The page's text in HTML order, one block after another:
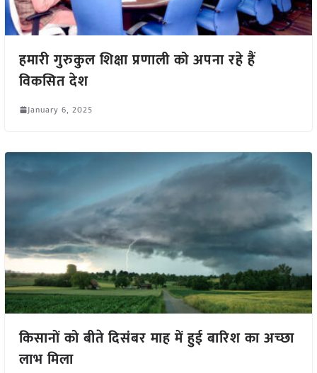
हमारी गुरुकुल शिक्षा प्रणाली को अपना रहे हैं
विकसित देश
January 6, 2025
किसानों को बीते दिसंबर माह में हुई बारिश का अच्छा
लाभ मिला